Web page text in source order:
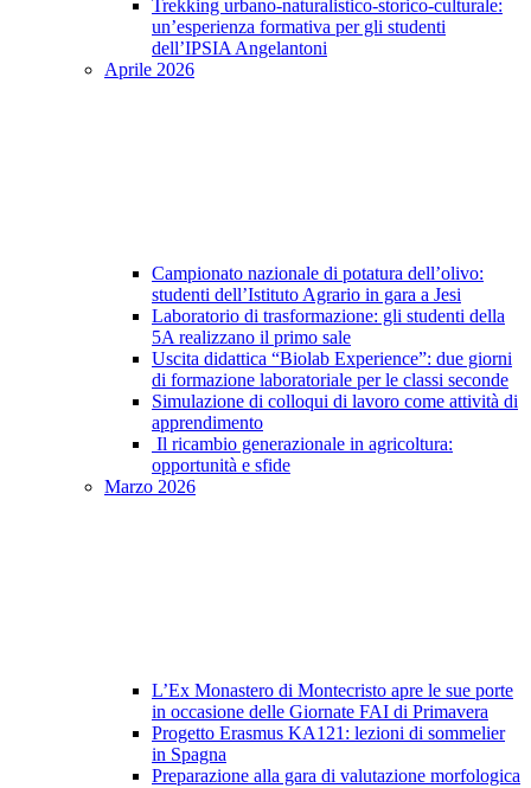
Trekking urbano-naturalistico-storico-culturale:
un’esperienza formativa per gli studenti
dell’IPSIA Angelantoni
Aprile 2026
Campionato nazionale di potatura dell’olivo:
studenti dell’Istituto Agrario in gara a Jesi
Laboratorio di trasformazione: gli studenti della
5A realizzano il primo sale
Uscita didattica “Biolab Experience”: due giorni
di formazione laboratoriale per le classi seconde
Simulazione di colloqui di lavoro come attività di
apprendimento
Il ricambio generazionale in agricoltura:
opportunità e sfide
Marzo 2026
L’Ex Monastero di Montecristo apre le sue porte
in occasione delle Giornate FAI di Primavera
Progetto Erasmus KA121: lezioni di sommelier
in Spagna
Preparazione alla gara di valutazione morfologica